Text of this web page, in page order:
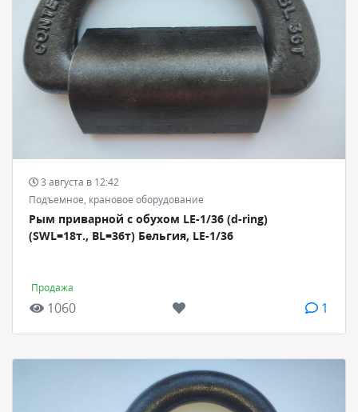
3 августа в 12:42
Подъемное, крановое оборудование
Рым приварной с обухом LE-1/36 (d-ring)
(SWL=18т., BL=36т) Бельгия, LE-1/36
Продажа
1060 1